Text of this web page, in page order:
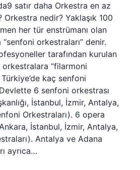
satır daha Orkestra en az
nedir? Yaklaşık 100
her tür enstrümanı olan
orkestraları” denir.
tarafından kurulan
“filarmoni
kaç senfoni
6 senfoni orkestrası
İstanbul, İzmir, Antalya,
Orkestraları). 6 opera
İstanbul, İzmir, Antalya,
Antalya ve Adana
ayrıca…